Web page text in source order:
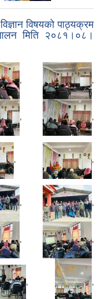
विषयको पाठ्यक्रम
मिति २०८१।०८।
, ,
, ,
, ,
, ,
, ,
, ,